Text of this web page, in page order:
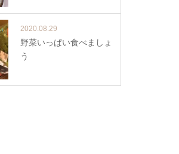
2020.08.29
野菜いっぱい食べましょ
う